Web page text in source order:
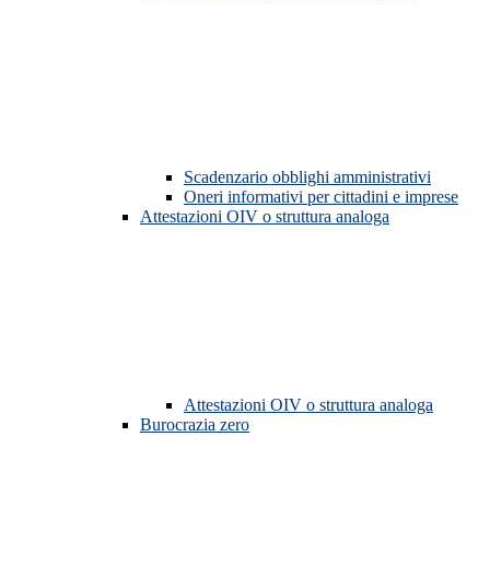
Scadenzario obblighi amministrativi
Oneri informativi per cittadini e imprese
Attestazioni OIV o struttura analoga
Attestazioni OIV o struttura analoga
Burocrazia zero